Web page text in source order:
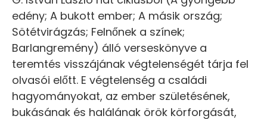
edény; A bukott ember; A másik ország;
Sötétvirágzás; Felnőnek a színek;
Barlangremény) álló verseskönyve a
teremtés visszájának végtelenségét tárja fel
olvasói előtt. E végtelenség a családi
hagyományokat, az ember születésének,
bukásának és halálának örök körforgását,